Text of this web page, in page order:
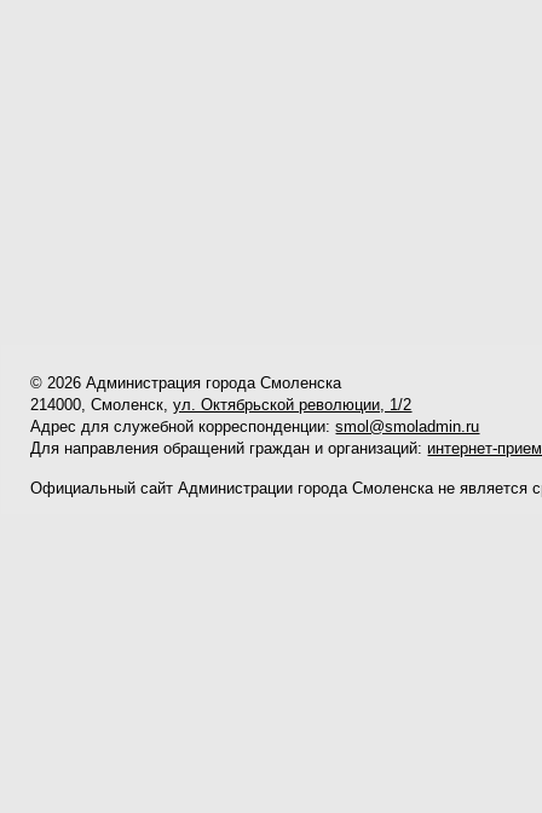
© 2026 Администрация города Смоленска
214000, Смоленск,ул. Октябрьской революции, 1/2
Адрес для служебной корреспонденции:smol@smoladmin.ru
Для направления обращений граждан и организаций: интернет-
Официальный сайт Администрации города Смоленска не является